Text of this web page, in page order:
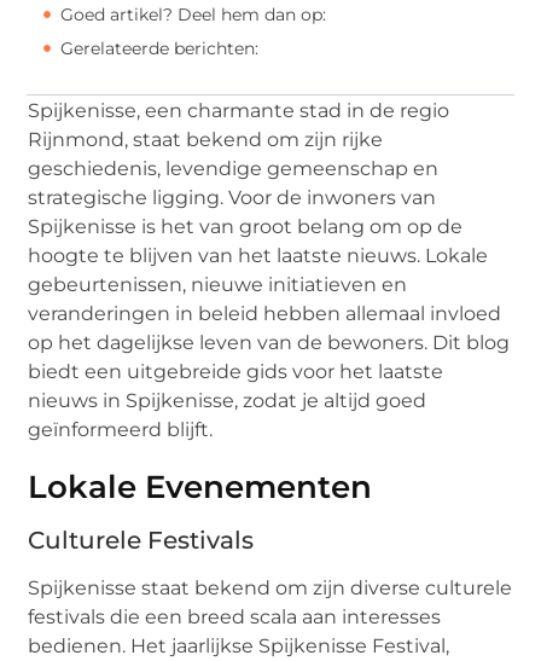
Goed artikel? Deel hem dan op:
Gerelateerde berichten:
Spijkenisse, een charmante stad in de regio
Rijnmond, staat bekend om zijn rijke
geschiedenis, levendige gemeenschap en
strategische ligging. Voor de inwoners van
Spijkenisse is het van groot belang om op de
hoogte te blijven van het laatste nieuws. Lokale
gebeurtenissen, nieuwe initiatieven en
veranderingen in beleid hebben allemaal invloed
op het dagelijkse leven van de bewoners. Dit blog
biedt een uitgebreide gids voor het laatste
nieuws in Spijkenisse, zodat je altijd goed
geïnformeerd blijft.
Lokale Evenementen
Culturele Festivals
Spijkenisse staat bekend om zijn diverse culturele
festivals die een breed scala aan interesses
bedienen. Het jaarlijkse Spijkenisse Festival,